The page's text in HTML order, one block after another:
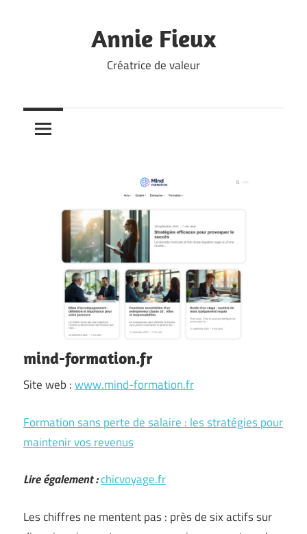
Annie Fieux
Créatrice de valeur
mind-formation.fr
Site web :www.mind-formation.fr
Formation sans perte de salaire : les stratégies pour
maintenir vos revenus
Lire également :chicvoyage.fr
Les chiffres ne mentent pas : près de six actifs sur